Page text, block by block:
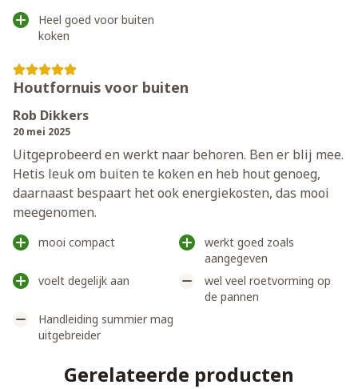
Heel goed voor buiten
koken
Houtfornuis voor buiten
Rob Dikkers
20 mei 2025
Uitgeprobeerd en werkt naar behoren. Ben er blij mee.
Hetis leuk om buiten te koken en heb hout genoeg,
daarnaast bespaart het ook energiekosten, das mooi
meegenomen.
mooi compact
werkt goed zoals
aangegeven
voelt degelijk aan
wel veel roetvorming op
de pannen
Handleiding summier mag
uitgebreider
Gerelateerde producten